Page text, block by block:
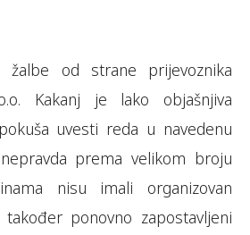
žalbe od strane prijevoznika
Kakanj je lako objašnjiva
uvesti reda u navedenu
prema velikom broju
nisu imali organizovan
ponovno zapostavljeni